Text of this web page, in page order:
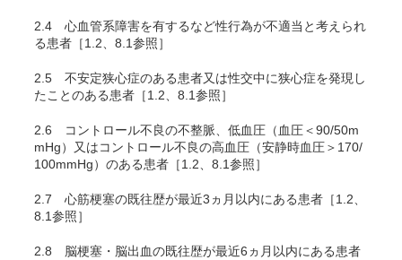
2.4 心血管系障害を有するなど性行為が不適当と考えられ
る患者［1.2、8.1参照］
2.5 不安定狭心症のある患者又は性交中に狭心症を発現し
たことのある患者［1.2、8.1参照］
2.6 コントロール不良の不整脈、低血圧（血圧＜90/50m
mHg）又はコントロール不良の高血圧（安静時血圧＞170/
100mmHg）のある患者［1.2、8.1参照］
2.7 心筋梗塞の既往歴が最近3ヵ月以内にある患者［1.2、
8.1参照］
2.8 脳梗塞・脳出血の既往歴が最近6ヵ月以内にある患者